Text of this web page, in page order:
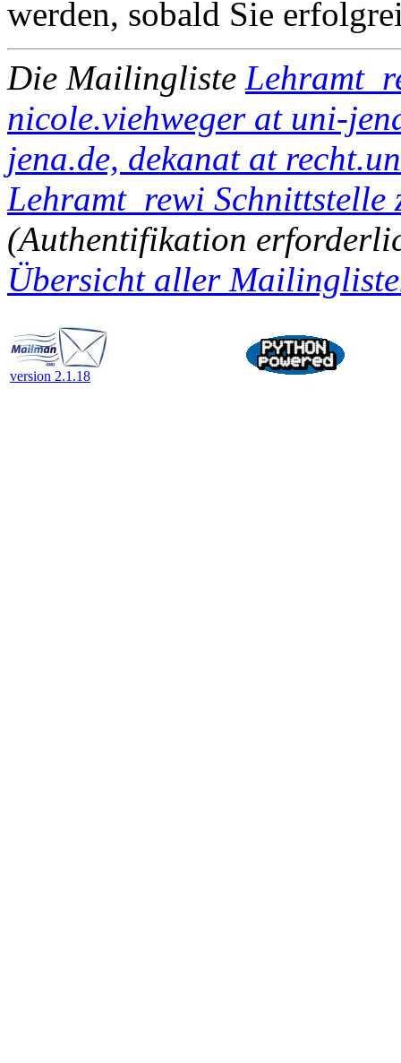
werden, sobald Sie
Die Mailingliste
nicole.viehweger at uni-
jena.de, dekanat at
Lehramt_rewi
(Authentifikation
Übersicht aller
version 2.1.18